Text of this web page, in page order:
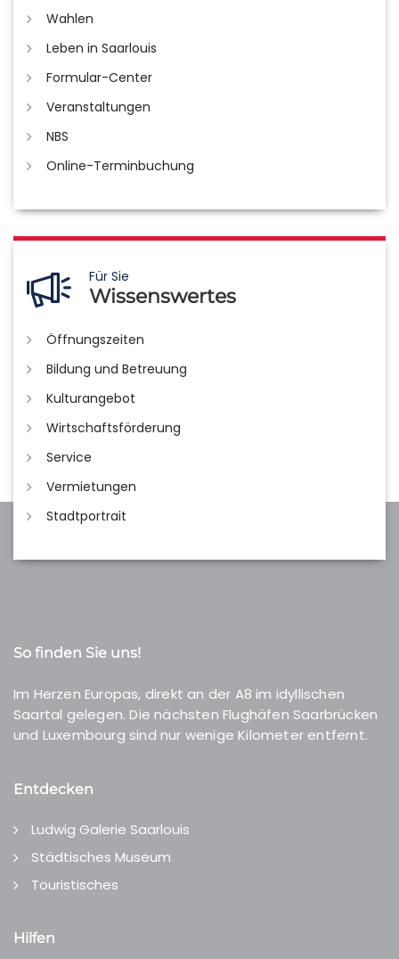
Wahlen
Leben in Saarlouis
Formular-Center
Veranstaltungen
NBS
Online-Terminbuchung
Für Sie
Wissenswertes
Öffnungszeiten
Bildung und Betreuung
Kulturangebot
Wirtschaftsförderung
Service
Vermietungen
Stadtportrait
So finden Sie uns!
Im Herzen Europas, direkt an der A8 im idyllischen
Saartal gelegen. Die nächsten Flughäfen Saarbrücken
und Luxembourg sind nur wenige Kilometer entfernt.
Entdecken
Ludwig Galerie Saarlouis
Städtisches Museum
Touristisches
Hilfen